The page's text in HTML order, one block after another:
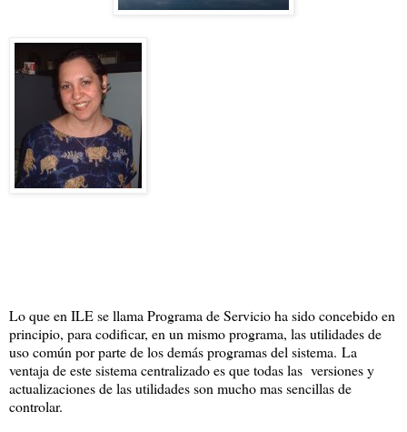
Lo que en ILE se llama Programa de Servicio ha sido concebido en
principio, para codificar, en un mismo programa, las utilidades de
uso común por parte de los demás programas del sistema. La
ventaja de este sistema centralizado es que todas las versiones y
actualizaciones de las utilidades son mucho mas sencillas de
controlar.